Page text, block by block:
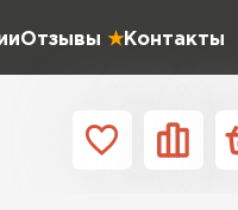
Отзывы Контакты